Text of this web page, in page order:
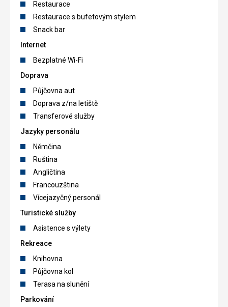
Restaurace
Restaurace s bufetovým stylem
Snack bar
Internet
Bezplatné Wi-Fi
Doprava
Půjčovna aut
Doprava z/na letiště
Transferové služby
Jazyky personálu
Němčina
Ruština
Angličtina
Francouzština
Vícejazyčný personál
Turistické služby
Asistence s výlety
Rekreace
Knihovna
Půjčovna kol
Terasa na slunění
Parkování